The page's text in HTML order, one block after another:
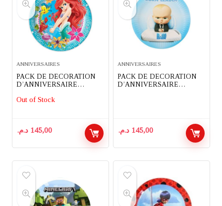
ANNIVERSAIRES
PACK DE DECORATION
D’ANNIVERSAIRE
THEME SIRENE ARIEL
Out of Stock
145,00 د.م.
ANNIVERSAIRES
PACK DE DECORATION
D’ANNIVERSAIRE
145,00 د.م.